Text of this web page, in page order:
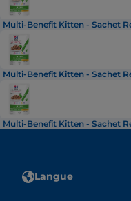
Multi-Benefit Kitten - Sachet
Multi-Benefit Kitten - Sachet
Multi-Benefit Kitten - Sachet
Langue